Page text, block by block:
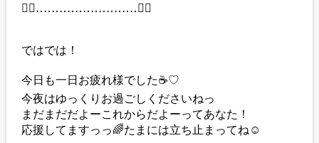
❁⃘‥‥‥‥‥‥‥‥‥‥‥‥‥❁⃘
ではでは！
今日も一日お疲れ様でした☕️♡
今夜はゆっくりお過ごしくださいねっ
まだまだだよーこれからだよーってあなた！
応援してますっっ🌈たまには立ち止まってね☺️